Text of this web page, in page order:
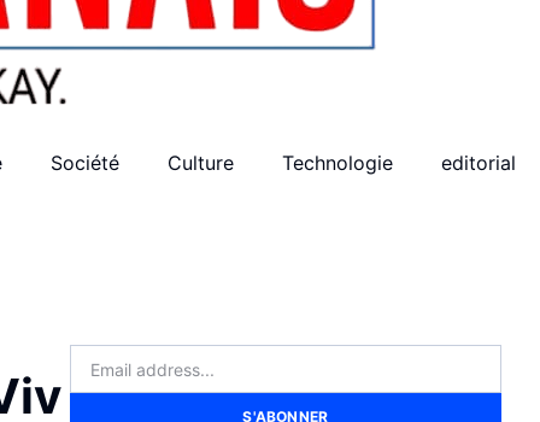
Société Culture Technologie editorial
S'ABONNER